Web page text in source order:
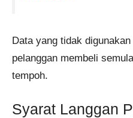
Data yang tidak
pelanggan membeli
tempoh.
Syarat Langgan